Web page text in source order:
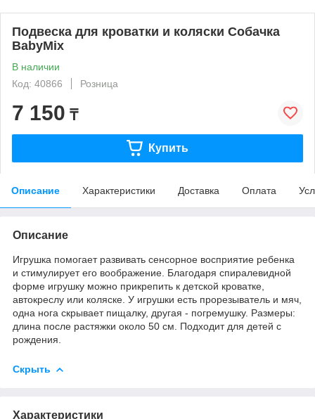
Подвеска для кроватки и коляски Собачка
BabyMix
В наличии
Код: 40866
Розница
7 150 ₸
Купить
Описание Характеристики Доставка Оплата
Описание
Игрушка помогает развивать сенсорное восприятие ребенка
и стимулирует его воображение. Благодаря спиралевидной
форме игрушку можно прикрепить к детской кроватке,
автокреслу или коляске. У игрушки есть прорезыватель и мяч,
одна нога скрывает пищалку, другая - погремушку. Размеры:
длина после растяжки около 50 см. Подходит для детей с
рождения.
Скрыть
Характеристики